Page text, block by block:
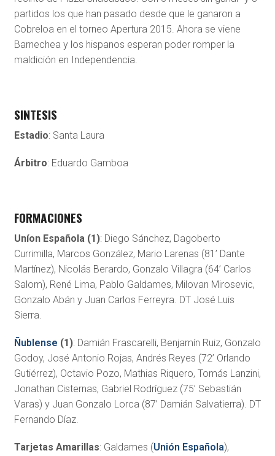
partidos los que han pasado desde que le ganaron a
Cobreloa en el torneo Apertura 2015. Ahora se viene
Barnechea y los hispanos esperan poder romper la
maldición en Independencia.
SINTESIS
Estadio: Santa Laura
Árbitro: Eduardo Gamboa
FORMACIONES
Uníon Española (1): Diego Sánchez, Dagoberto
Currimilla, Marcos González, Mario Larenas (81’ Dante
Martínez), Nicolás Berardo, Gonzalo Villagra (64’ Carlos
Salom), René Lima, Pablo Galdames, Milovan Mirosevic,
Gonzalo Abán y Juan Carlos Ferreyra. DT José Luis
Sierra.
Ñublense (1): Damián Frascarelli, Benjamín Ruiz, Gonzalo
Godoy, José Antonio Rojas, Andrés Reyes (72’ Orlando
Gutiérrez), Octavio Pozo, Mathias Riquero, Tomás Lanzini,
Jonathan Cisternas, Gabriel Rodríguez (75’ Sebastián
Varas) y Juan Gonzalo Lorca (87’ Damián Salvatierra). DT
Fernando Díaz.
Tarjetas Amarillas: Galdames (Unión Española),